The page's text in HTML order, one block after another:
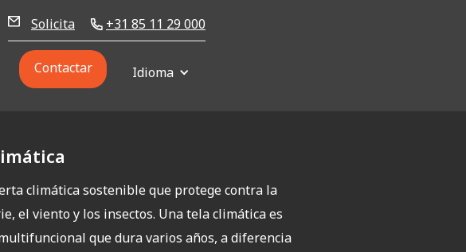
Solicita +31 85 11 29 000
Contactar Idioma
climática sostenible que protege contra la
el viento y los insectos. Una tela climática es
que dura varios años, a diferencia